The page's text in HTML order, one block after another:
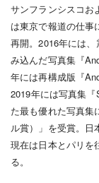
サンフランシスコお
は東京で報道の仕事
再開。2016年には
み込んだ写真集『
年には再構成版『
2019年には写真集
た最も優れた写真集
ル賞）」を受賞。日
現在は日本とパリを
る。